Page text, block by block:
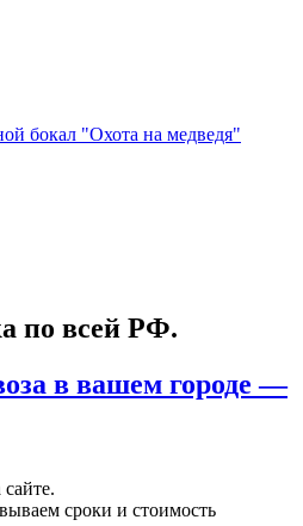
бокал "Охота на медведя"
по всей РФ.
в вашем городе —
сайте.
сроки и стоимость